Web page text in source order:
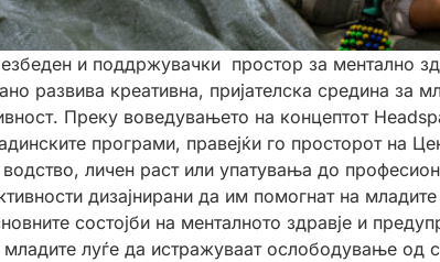
и поддржувачки простор за ментално
развива креативна, пријателска средина за
Преку воведувањето на концептот
програми, правејќи го просторот на
личен раст или упатувања до
дизајнирани да им помогнат на
состојби на менталното здравје и
луѓе да истражуваат ослободување од